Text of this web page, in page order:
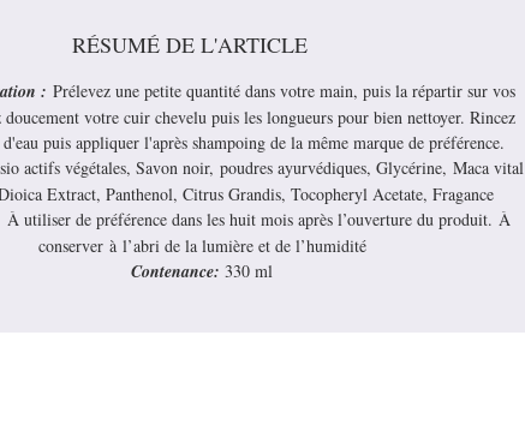
RÉSUMÉ DE L'ARTICLE
: Prélevez une petite quantité dans votre main, puis la répartir sur vos
doucement votre cuir chevelu puis les longueurs pour bien nettoyer. Rincez
d'eau puis appliquer l'après shampoing de la même marque de préférence.
actifs végétales, Savon noir, poudres ayurvédiques, Glycérine, Maca vital
Extract, Panthenol, Citrus Grandis, Tocopheryl Acetate, Fragance
À utiliser de préférence dans les huit mois après l’ouverture du produit. À
conserver à l’abri de la lumière et de l’humidité
Contenance: 330 ml